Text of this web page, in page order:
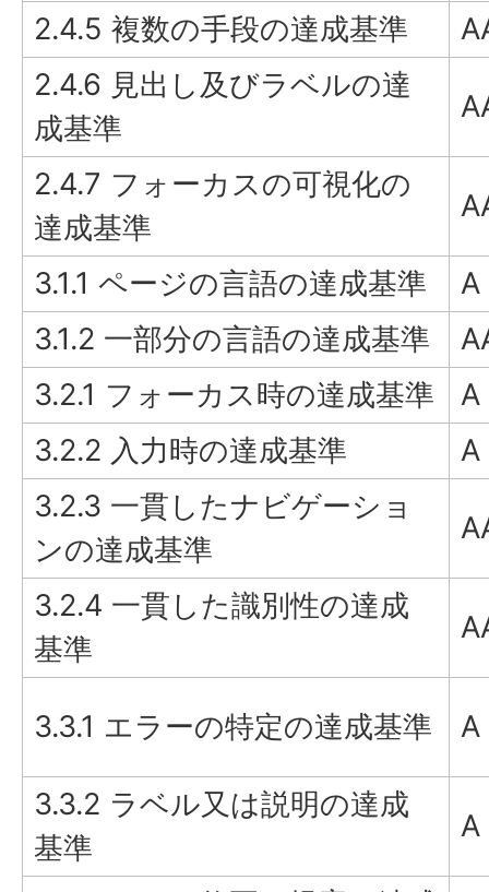
2.4.5 複数の手段の達成基準
2.4.6 見出し及びラベルの達
成基準
2.4.7 フォーカスの可視化の
達成基準
3.1.1 ページの言語の達成基準
A
3.1.2 一部分の言語の達成基準
3.2.1 フォーカス時の達成基準
A
3.2.2 入力時の達成基準
A
3.2.3 一貫したナビゲーショ
ンの達成基準
3.2.4 一貫した識別性の達成
基準
3.3.1 エラーの特定の達成基準 A
3.3.2 ラベル又は説明の達成
基準
A